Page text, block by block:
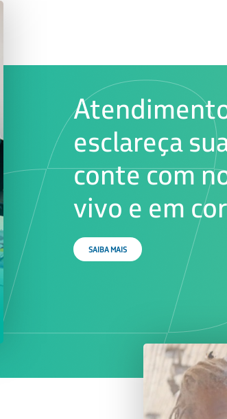
esclareça
conte com
vivo e em
SAIBA MAIS